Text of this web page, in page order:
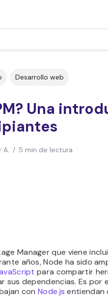
Desarrollo web
Una
A. / 5 min de lectura
Manager que viene
años, Node ha sido
para compartir
sus dependencias. Es por
conNode.js entiendan